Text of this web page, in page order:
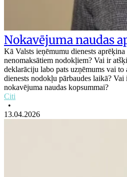
Nokavējuma naudas
Kā Valsts ieņēmumu dienests
nenomaksātiem nodokļiem? Vai ir
deklarāciju labo pats uzņēmums vai to
dienests nodokļu pārbaudes laikā?
nokavējuma naudas kopsummai?
Citi
•
13.04.2026